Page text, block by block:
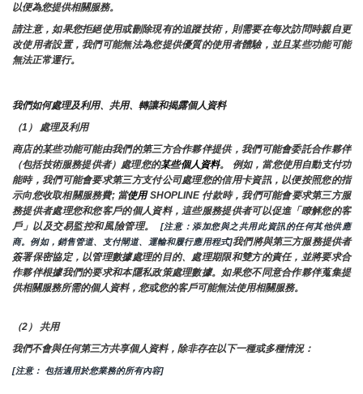
以便為您提供相關服務。
請注意，如果您拒絕使用或刪除現有的追蹤技術，則需要在每次訪問時親自更
改使用者設置，我們可能無法為您提供優質的使用者體驗，並且某些功能可能
無法正常運行。
我們如何處理及利用、共用、轉讓和揭露個人資料
（1） 處理及利用
商店的某些功能可能由我們的第三方合作夥伴提供，我們可能會委託合作夥伴
（包括技術服務提供者）處理您的某些個人資料。 例如，當您使用自動支付功
能時，我們可能會要求第三方支付公司處理您的信用卡資訊，以便按照您的指
示向您收取相關服務費; 當使用 SHOPLINE 付款時，我們可能會要求第三方服
務提供者處理您和您客戶的個人資料，這些服務提供者可以促進「瞭解您的客
戶」以及交易監控和風險管理。
[注意：添加您與之共用此資訊的任何其他供應
商。例如，銷售管道、支付閘道、運輸和履行應用程式]我們將與第三方服務提供者
簽署保密協定，以管理數據處理的目的、處理期限和雙方的責任，並將要求合
作夥伴根據我們的要求和本隱私政策處理數據。如果您不同意合作夥伴蒐集提
供相關服務所需的個人資料，您或您的客戶可能無法使用相關服務。
（2） 共用
我們不會與任何第三方共享個人資料，除非存在以下一種或多種情況：
[注意： 包括適用於您業務的所有內容]